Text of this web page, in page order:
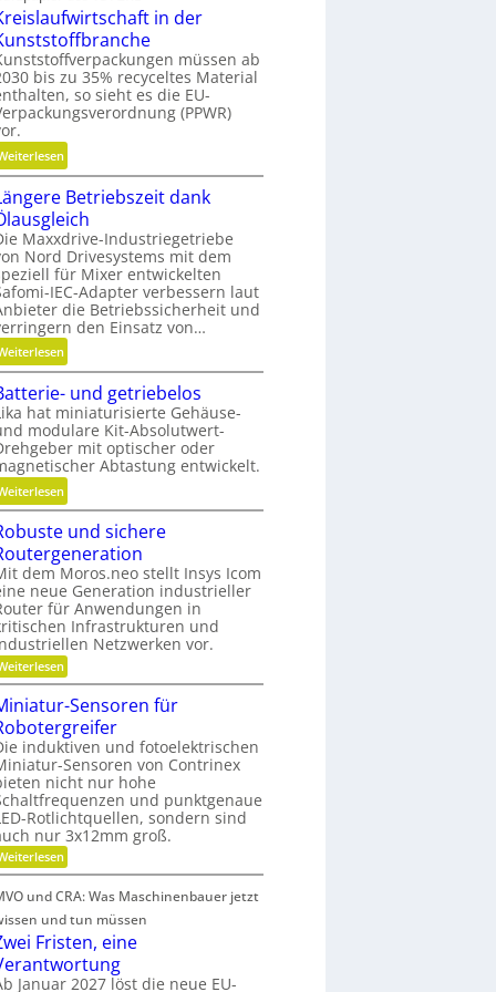
l
e
i
c
h
h
n
e
l
l
g
e
n
u
p
o
s
i
t
i
o
n
i
e
r
e
n
in der
müssen ab
bis zu 35% recyceltes Material
so sieht es die EU-
(PPWR)
:
K
r
e
i
s
l
a
u
f
w
r
t
s
c
h
a
t
i
n
d
e
r
K
u
n
s
t
s
t
o
f
f
b
r
n
c
Betriebszeit dank
Maxxdrive-Industriegetriebe
Nord Drivesystems mit dem
für Mixer entwickelten
IEC-Adapter verbessern laut
die Betriebssicherheit und
den Einsatz von…
:
L
ä
n
g
e
r
e
e
t
r
i
e
b
s
z
e
i
t
d
a
n
k
Ö
l
a
u
s
g
l
und getriebelos
hat miniaturisierte Gehäuse-
modulare Kit-Absolutwert-
mit optischer oder
Abtastung entwickelt.
:
B
a
t
t
e
r
i
e
-
u
n
d
g
e
t
r
i
e
b
o
s
und sichere
dem Moros.neo stellt Insys Icom
neue Generation industrieller
für Anwendungen in
Infrastrukturen und
Netzwerken vor.
:
R
o
b
u
s
t
e
u
n
d
s
i
c
e
r
e
R
o
u
Sensoren für
induktiven und fotoelektrischen
Sensoren von Contrinex
nicht nur hohe
und punktgenaue
Rotlichtquellen, sondern sind
nur 3x12mm groß.
:
M
n
i
a
t
u
r
und CRA: Was Maschinenbauer jetzt
und tun müssen
Fristen, eine
Januar 2027 löst die neue EU-